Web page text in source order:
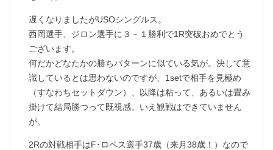
遅くなりましたがUSOシングルス。
西岡選手、ジロン選手に３－１勝利で1R突破おめでとう
ございます。
何だかどなたかの勝ちパターンに似ている気が。決して意
識しているとは思わないのですが、1setで相手を見極め
（すなわちセットダウン）、以降は粘って、あるいは畳み
掛けて結局勝つって既視感。いえ観戦はできていません
が。
2Rの対戦相手はF･ロペス選手37歳（来月38歳！）なので